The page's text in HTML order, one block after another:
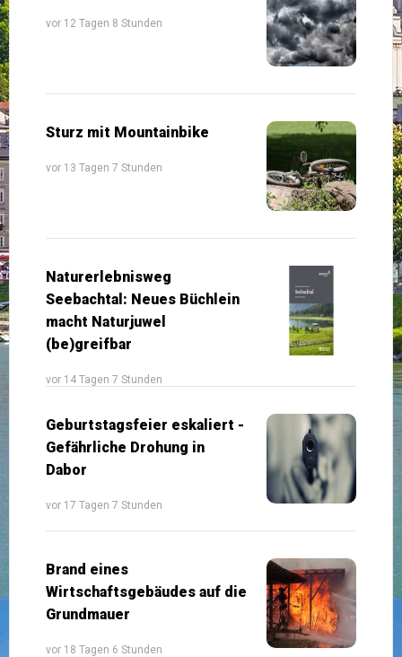
vor 12 Tagen 8 Stunden
Sturz mit Mountainbike
vor 13 Tagen 7 Stunden
Naturerlebnisweg
Seebachtal: Neues Büchlein
macht Naturjuwel
(be)greifbar
vor 14 Tagen 7 Stunden
Geburtstagsfeier eskaliert -
Gefährliche Drohung in
Dabor
vor 17 Tagen 7 Stunden
Brand eines
Wirtschaftsgebäudes auf die
Grundmauer
vor 18 Tagen 6 Stunden